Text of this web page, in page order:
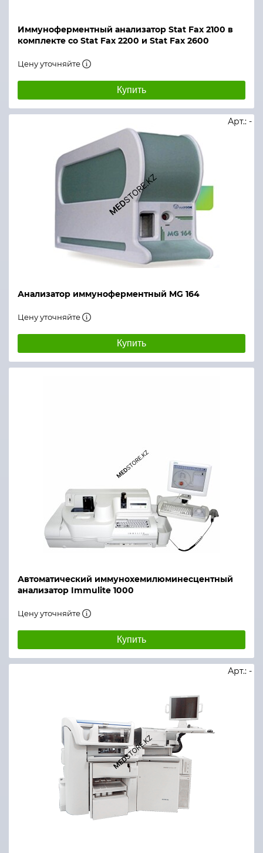
Иммуноферментный анализатор Stat Fax 2100 в
комплекте со Stat Fax 2200 и Stat Fax 2600
Цену уточняйте
Купить
Анализатор иммуноферментный MG 164
Арт.: -
Цену уточняйте
Купить
Автоматический иммунохемилюминесцентный
анализатор Immulite 1000
Цену уточняйте
Купить
Арт.: -